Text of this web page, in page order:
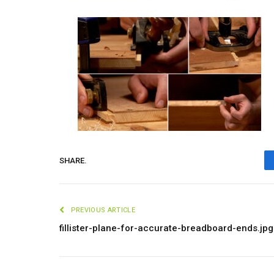
SHARE.
PREVIOUS ARTICLE
fillister-plane-for-accurate-breadboard-ends.jpg